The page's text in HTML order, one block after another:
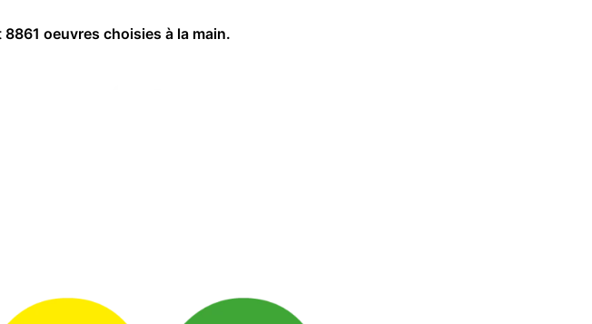
oeuvres choisies à la main.